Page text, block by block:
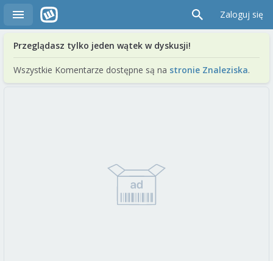
Zaloguj się
Przeglądasz tylko jeden wątek w dyskusji!
Wszystkie Komentarze dostępne są na stronie Znaleziska.